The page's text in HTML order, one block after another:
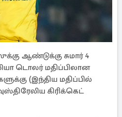
ஆண்டுக்கு சுமார் 4
டொலர் மதிப்பிலான
(இந்திய மதிப்பில்
கிரிக்கெட்